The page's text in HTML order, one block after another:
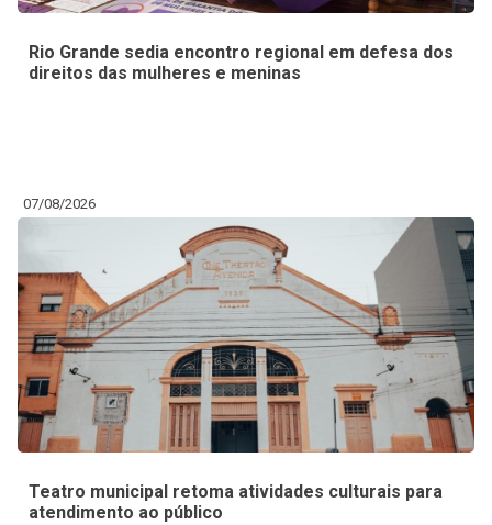
Rio Grande sedia encontro regional em defesa dos
direitos das mulheres e meninas
07/08/2026
Teatro municipal retoma atividades culturais para
atendimento ao público